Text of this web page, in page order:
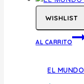
WISHLIST
AL CARRITO
EL